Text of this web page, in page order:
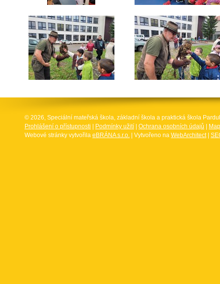
© 2026, Speciální mateřská škola, základní škola a praktická škola
Prohlášení o přístupnosti
Podmínky užití Ochrana osobních údajů
Webové stránky vytvořila eBRÁNA s.r.o. | Vytvořeno na WebArchitect|